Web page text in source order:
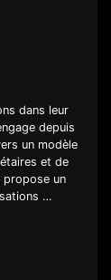
dans leur
depuis
un modèle
et de
propose un
…